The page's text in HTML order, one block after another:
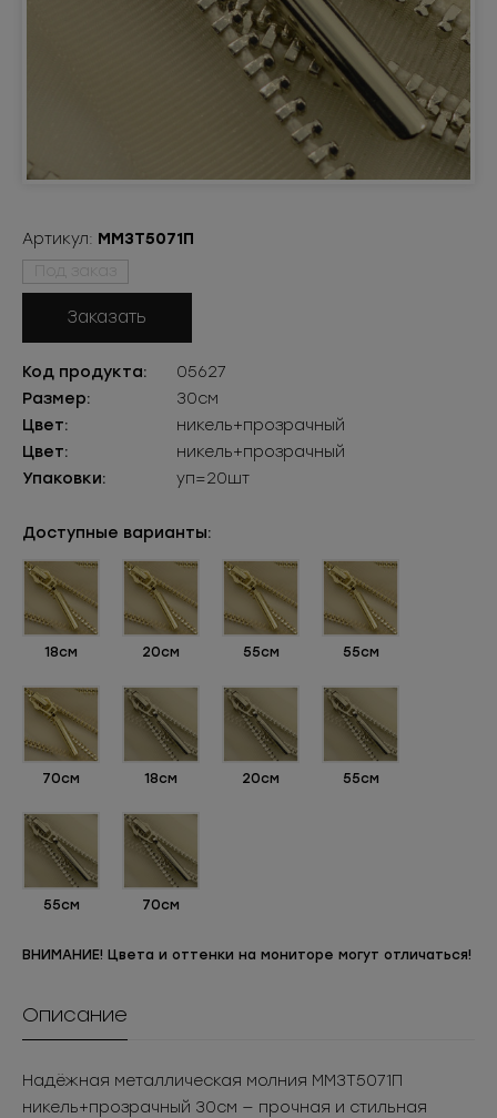
Артикул: ММ3Т5071П
Под заказ
Заказать
Код продукта:
05627
Размер:
30см
Цвет:
никель+прозрачный
Цвет:
никель+прозрачный
Упаковки:
уп=20шт
Доступные варианты:
18см 20см 55см 55см
70см 18см 20см 55см
55см 70см
ВНИМАНИЕ! Цвета и оттенки на мониторе могут отличаться!
Описание
Надёжная металлическая молния ММ3Т5071П
никель+прозрачный 30см — прочная и стильная